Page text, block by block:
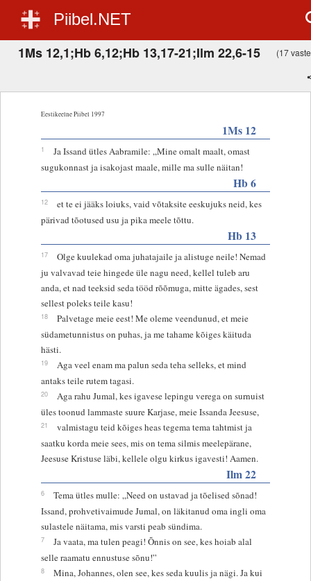
Piibel.NET
1Ms 12,1;Hb 6,12;Hb 13,17-21;Ilm 22,6-15 (17
Eestikeelne Piibel 1997
1Ms 12
1
Ja Issand ütles Aabramile: „Mine omalt maalt, omast
sugukonnast ja isakojast maale, mille ma sulle näitan!
Hb 6
12
et te ei jääks loiuks, vaid võtaksite eeskujuks neid, kes
pärivad tõotused usu ja pika meele tõttu.
Hb 13
17
Olge kuulekad oma juhatajaile ja alistuge neile! Nemad
ju valvavad teie hingede üle nagu need, kellel tuleb aru
anda, et nad teeksid seda tööd rõõmuga, mitte ägades, sest
sellest poleks teile kasu!
18
Palvetage meie eest! Me oleme veendunud, et meie
südametunnistus on puhas, ja me tahame kõiges käituda
hästi.
19
Aga veel enam ma palun seda teha selleks, et mind
antaks teile rutem tagasi.
20
Aga rahu Jumal, kes igavese lepingu verega on surnuist
üles toonud lammaste suure Karjase, meie Issanda Jeesuse,
21
valmistagu teid kõiges heas tegema tema tahtmist ja
saatku korda meie sees, mis on tema silmis meelepärane,
Jeesuse Kristuse läbi, kellele olgu kirkus igavesti! Aamen.
Ilm 22
6
Tema ütles mulle: „Need on ustavad ja tõelised sõnad!
Issand, prohvetivaimude Jumal, on läkitanud oma ingli oma
sulastele näitama, mis varsti peab sündima.
7
Ja vaata, ma tulen peagi! Õnnis on see, kes hoiab alal
selle raamatu ennustuse sõnu!”
8
Mina, Johannes, olen see, kes seda kuulis ja nägi. Ja kui